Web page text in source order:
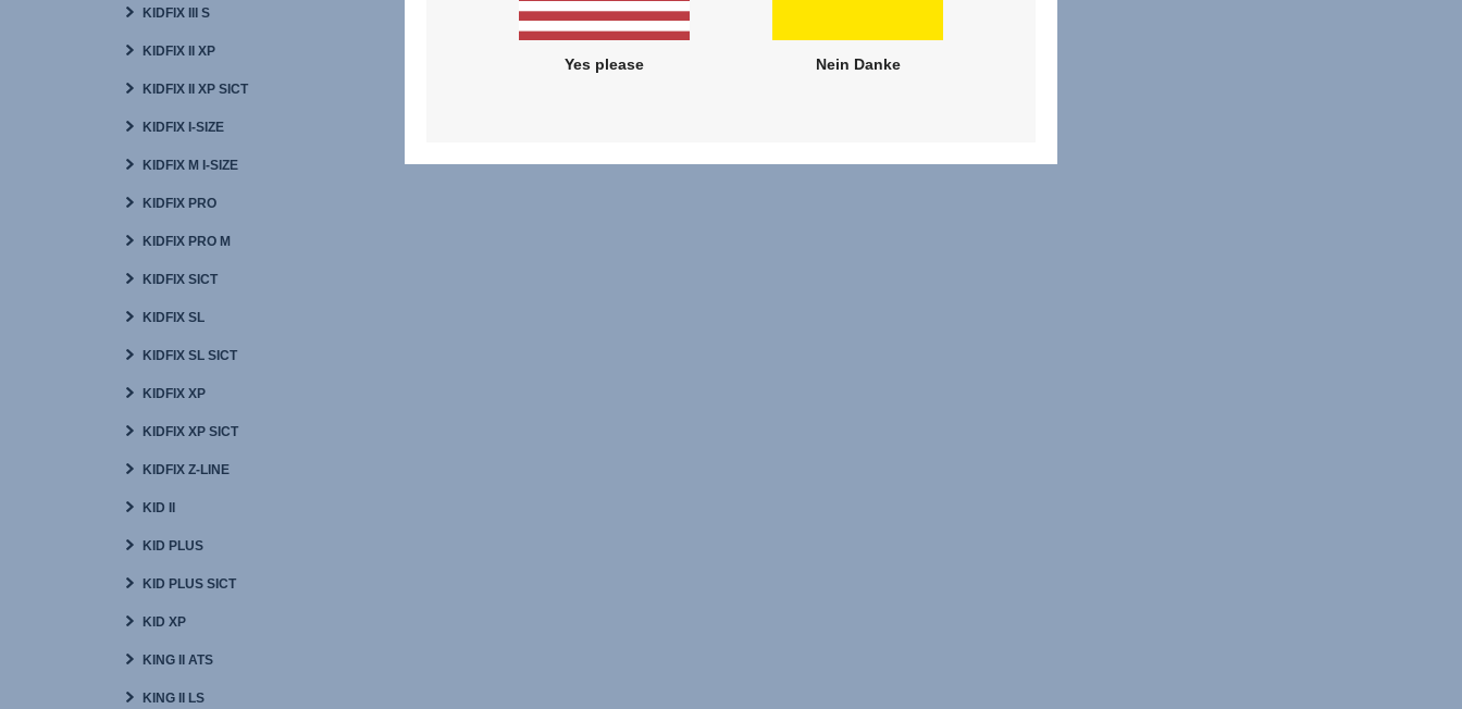
KIDFIX III S
KIDFIX II XP
KIDFIX II XP SICT
KIDFIX I-SIZE
KIDFIX M I-SIZE
KIDFIX PRO
KIDFIX PRO M
KIDFIX SICT
KIDFIX SL
KIDFIX SL SICT
KIDFIX XP
KIDFIX XP SICT
KIDFIX Z-LINE
KID II
KID PLUS
KID PLUS SICT
KID XP
KING II ATS
KING II LS
Yes please Nein Danke